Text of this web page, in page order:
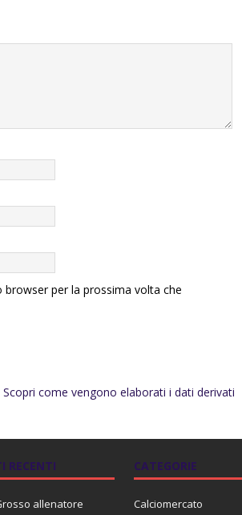
per la prossima volta che
Scopri come vengono elaborati i dati derivati
RECENTI
allenatore
CATEGORIE
Calciomercato